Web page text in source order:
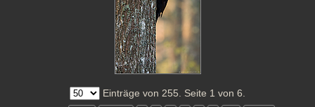
Einträge von 255. Seite 1 von 6.